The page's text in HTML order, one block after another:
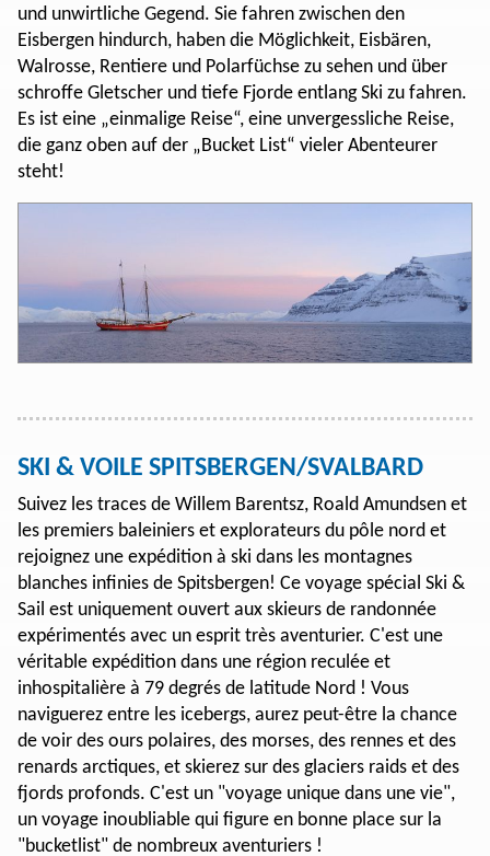
und unwirtliche Gegend. Sie fahren zwischen den
Eisbergen hindurch, haben die Möglichkeit, Eisbären,
Walrosse, Rentiere und Polarfüchse zu sehen und über
schroffe Gletscher und tiefe Fjorde entlang Ski zu fahren.
Es ist eine „einmalige Reise“, eine unvergessliche Reise,
die ganz oben auf der „Bucket List“ vieler Abenteurer
steht!
SKI & VOILE SPITSBERGEN/SVALBARD
Suivez les traces de Willem Barentsz, Roald Amundsen et
les premiers baleiniers et explorateurs du pôle nord et
rejoignez une expédition à ski dans les montagnes
blanches infinies de Spitsbergen! Ce voyage spécial Ski &
Sail est uniquement ouvert aux skieurs de randonnée
expérimentés avec un esprit très aventurier. C'est une
véritable expédition dans une région reculée et
inhospitalière à 79 degrés de latitude Nord ! Vous
naviguerez entre les icebergs, aurez peut-être la chance
de voir des ours polaires, des morses, des rennes et des
renards arctiques, et skierez sur des glaciers raids et des
fjords profonds. C'est un "voyage unique dans une vie",
un voyage inoubliable qui figure en bonne place sur la
"bucketlist" de nombreux aventuriers !